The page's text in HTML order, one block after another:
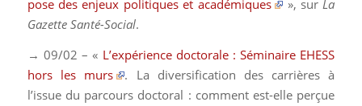
pose des enjeux politiques et académiques
», sur La
Gazette Santé-Social.
→ 09/02 – « L’expérience doctorale : Séminaire EHESS
hors les murs
. La diversification des carrières à
l’issue du parcours doctoral : comment est-elle perçue